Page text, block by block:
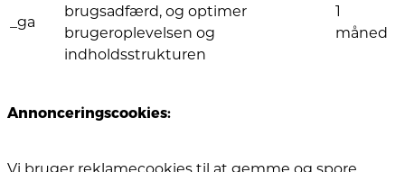
_ga
brugsadfærd, og optimer
brugeroplevelsen og
indholdsstrukturen
1
måned
Annonceringscookies: